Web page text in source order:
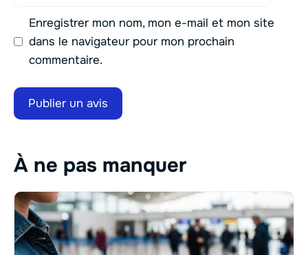
Enregistrer mon nom, mon e-mail et mon site
dans le navigateur pour mon prochain
commentaire.
À ne pas manquer